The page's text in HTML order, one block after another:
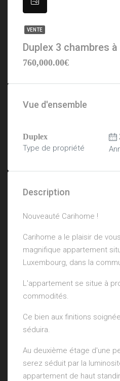
VENTE
Duplex 3 chambres
760,000.00€
Vue d'ensemble
Duplex
Type de propriété
Description
Nouveauté Carihome !
Carihome a le plaisir de
magnifique appartement
Luxembourg, dans la
L'appartement se situe à
commodités.
Ce bien aux finitions
séduira.
Au deuxième étage d'une
serez séduit par la
appartement de haut